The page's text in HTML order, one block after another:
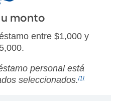
monto
entre $1,000 y
personal está
seleccionados.[1]